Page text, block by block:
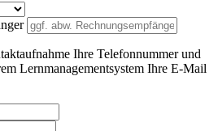
Ihre Telefonnummer und
Lernmanagementsystem Ihre E-Mail